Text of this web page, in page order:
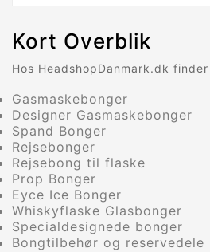
Kort Overblik
Hos HeadshopDanmark.dk
Gasmaskebonger
Designer Gasmaskebonger
Spand Bonger
Rejsebonger
Rejsebong til flaske
Prop Bonger
Eyce Ice Bonger
Whiskyflaske Glasbonger
Specialdesignede bonger
Bongtilbehør og reservedele